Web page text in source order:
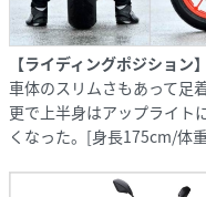
【ライディングポジション】
車体のスリムさもあって足
更で上半身はアップライト
くなった。[身長175cm/体